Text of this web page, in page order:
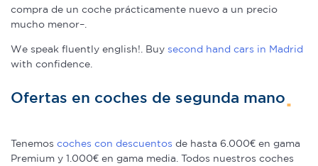
compra de un coche prácticamente nuevo a un precio
mucho menor–.
We speak fluently english!. Buy second hand cars in Madrid
with confidence.
Ofertas en coches de segunda mano
Tenemos coches con descuentos de hasta 6.000€ en gama
Premium y 1.000€ en gama media. Todos nuestros coches